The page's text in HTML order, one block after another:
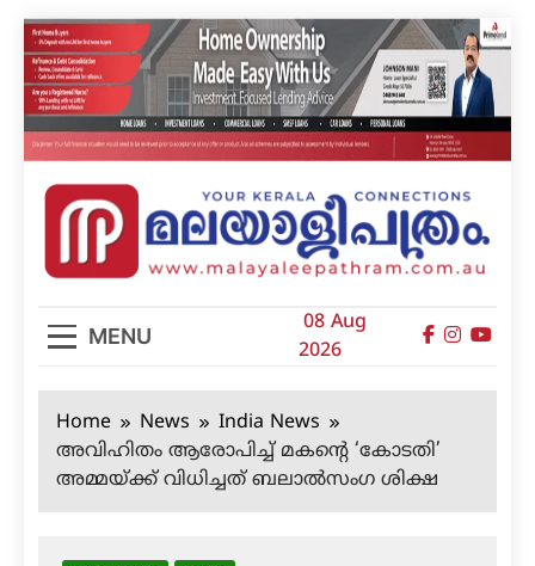
Skip
to
content
മലയാളിപത്രം
MENU
08 Aug
2026
Home News
India News
അവിഹിതം ആരോപിച്ച് മകന്റെ ‘കോടതി’
അമ്മയ്ക്ക് വിധിച്ചത് ബലാല്‍സംഗ ശിക്ഷ